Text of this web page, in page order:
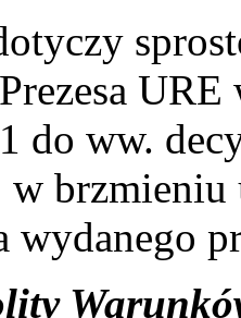
do ww.
w
wydanego